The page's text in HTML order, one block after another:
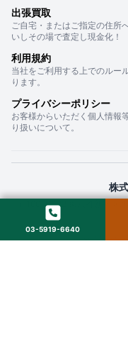
出張買取
ご自宅・またはご指定の住所
いしその場で査定し現金化！
利用規約
当社をご利用する上でのルー
ります。
プライバシーポリシー
お客様からいただく個人情報
り扱いについて。
株
〒160-0022 東京都新宿区
© 2025
03-5919-6640